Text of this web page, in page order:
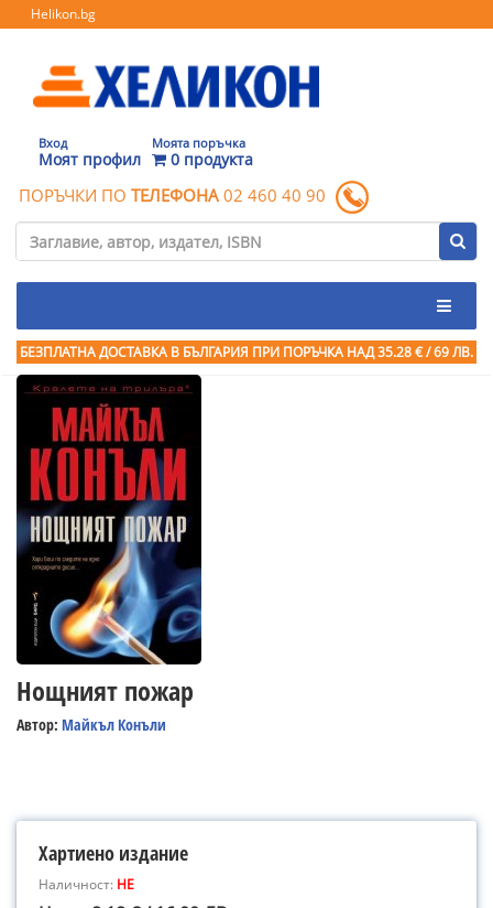
Helikon.bg
Вход
Моят профил
Моята поръчка
0 продукта
ПОРЪЧКИ ПО ТЕЛЕФОНА 02 460 40 90
БЕЗПЛАТНА ДОСТАВКА В БЪЛГАРИЯ ПРИ ПОРЪЧКА НАД 35.28 € / 69 ЛВ.
Нощният пожар
Автор: Майкъл Конъли
Хартиено издание
Наличност: НЕ